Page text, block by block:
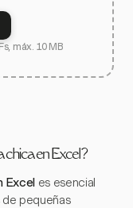
máx. 10 MB
chica en Excel?
Excel es esencial
pequeñas